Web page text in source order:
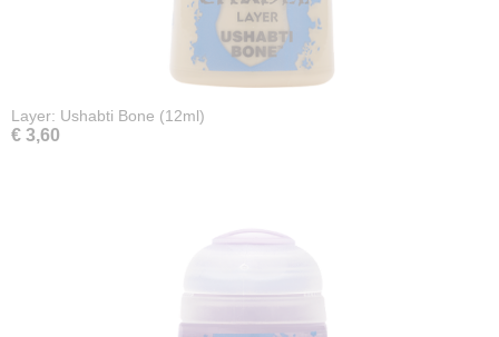
Layer: Ushabti Bone (12ml)
€ 3,60